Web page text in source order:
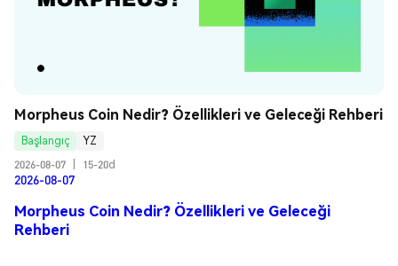
Morpheus Coin Nedir? Özellikleri ve Geleceği Rehberi
Başlangıç
YZ
2026-08-07
15-20d
2026-08-07
Morpheus Coin Nedir? Özellikleri ve Geleceği
Rehberi